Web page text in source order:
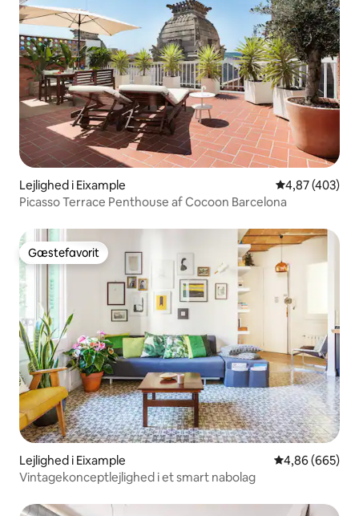
Lejlighed i Eixample 4,87 ud af 5 i
4,87 (403)
Picasso Terrace Penthouse af Cocoon Barcelona
Gæstefavorit
Gæstefavorit
Lejlighed i Eixample 4,86 ud af 5 i
4,86 (665)
Vintagekonceptlejlighed i et smart nabolag